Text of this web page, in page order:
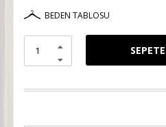
BEDEN TABLOSU